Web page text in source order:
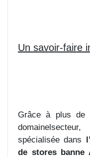
Un savoir-faire
Grâce à plus de
spécialisée dans
de stores banne